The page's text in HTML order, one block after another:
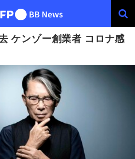
ケンゾー創業者 コロナ感